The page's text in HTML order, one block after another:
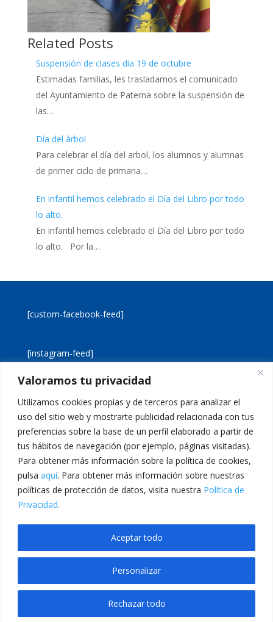
Valoramos tu privacidad
Utilizamos cookies propias y de terceros para analizar el
uso del sitio web y mostrarte publicidad relacionada con tus
preferencias sobre la base de un perfil elaborado a partir de
tus hábitos de navegación (por ejemplo, páginas visitadas).
Para obtener más información sobre la política de cookies,
pulsa aquí. Para obtener más información sobre nuestras
políticas de protección de datos, visita nuestra Política de
Privacidad.
Personalizar
Rechazar todo
Aceptar todo
Related Posts
Suspensión de clases día 19 de octubre
Estimadas familias, les trasladamos el comunicado
del Ayuntamiento de Paterna sobre la suspensión de
las…
Día del árbol
Para celebrar el día del arbol, los alumnos y alumnas
de primer ciclo de primaria…
En infantil hemos celebrado el Día del Libro por todo
lo alto.
En infantil hemos celebrado el Día del Libro por todo
lo alto. Por la…
[custom-facebook-feed]
[instagram-feed]
Aviso legal
Política de cookies
Calle San Martín, 56 · 46980 · Paterna · Valencia Telf:
Translate »
grandpashabetgrandpashabet